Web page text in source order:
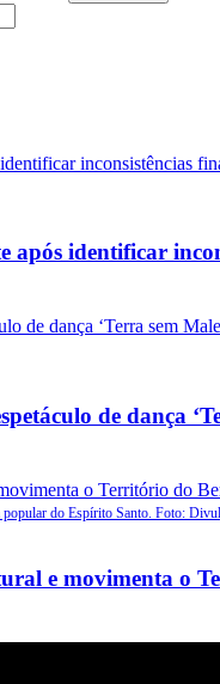
após identificar
de dança
do Espírito Santo. Foto:
e movimenta o